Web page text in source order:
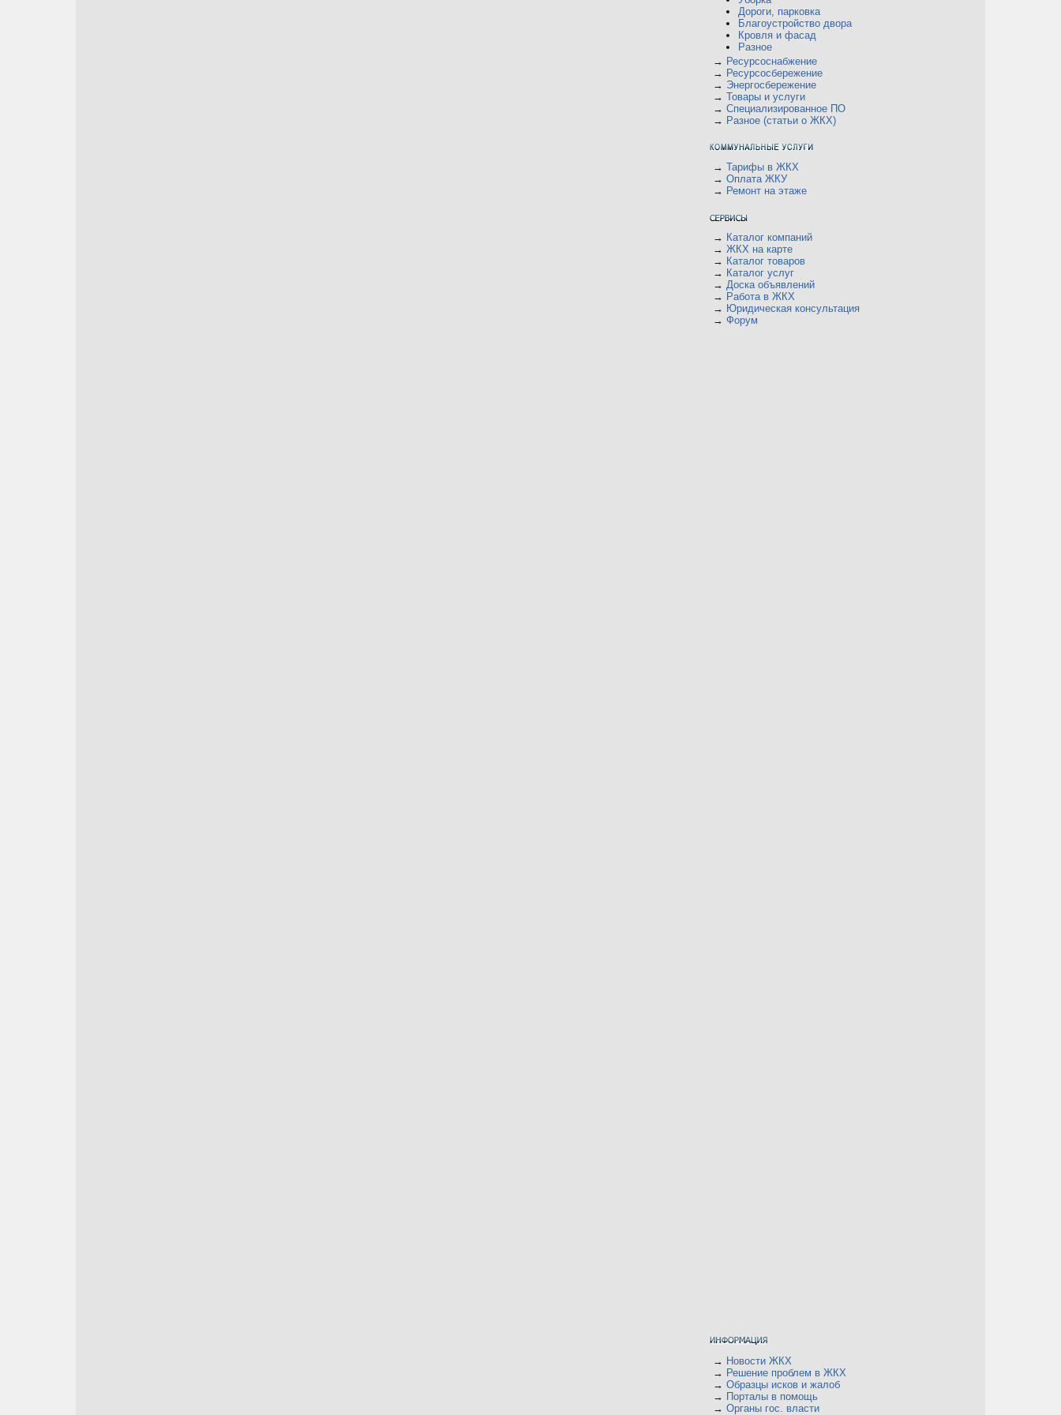
Дороги, парковка
Благоустройство двора
Кровля и фасад
Разное
→ Ресурсоснабжение
→ Ресурсосбережение
→ Энергосбережение
→ Товары и услуги
→ Специализированное ПО
→ Разное (статьи о ЖКХ)
→ Тарифы в ЖКХ
→ Оплата ЖКУ
→ Ремонт на этаже
→ Каталог компаний
→ ЖКХ на карте
→ Каталог товаров
→ Каталог услуг
→ Доска объявлений
→ Работа в ЖКХ
→ Юридическая консультация
→ Форум
→ Новости ЖКХ
→ Решение проблем в ЖКХ
→ Образцы исков и жалоб
→ Порталы в помощь
→ Органы гос. власти